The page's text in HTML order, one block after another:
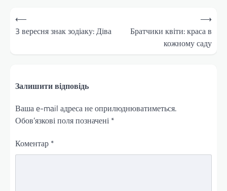
Навігація
записів
⟵
3 вересня знак зодіаку: Діва
Братчики квіти: краса в
кожному саду
⟶
Залишити відповідь
Ваша e-mail адреса не оприлюднюватиметься.
Обов’язкові поля позначені *
Коментар *